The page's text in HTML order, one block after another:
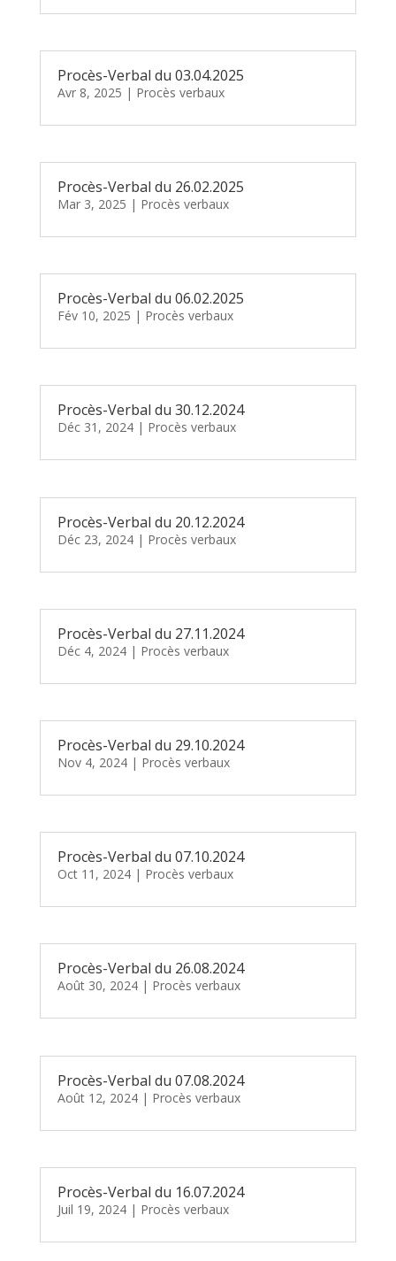
Procès-Verbal du 03.04.2025
Avr 8, 2025 | Procès verbaux
Procès-Verbal du 26.02.2025
Mar 3, 2025 | Procès verbaux
Procès-Verbal du 06.02.2025
Fév 10, 2025 | Procès verbaux
Procès-Verbal du 30.12.2024
Déc 31, 2024| Procès verbaux
Procès-Verbal du 20.12.2024
Déc 23, 2024| Procès verbaux
Procès-Verbal du 27.11.2024
Déc 4, 2024| Procès verbaux
Procès-Verbal du 29.10.2024
Nov 4, 2024| Procès verbaux
Procès-Verbal du 07.10.2024
Oct 11, 2024| Procès verbaux
Procès-Verbal du 26.08.2024
Août 30, 2024| Procès verbaux
Procès-Verbal du 07.08.2024
Août 12, 2024| Procès verbaux
Procès-Verbal du 16.07.2024
Juil 19, 2024| Procès verbaux